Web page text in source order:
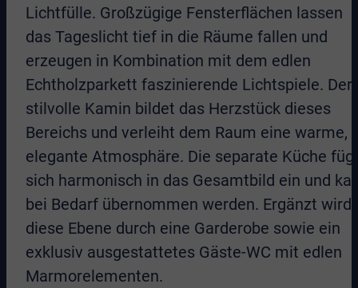
Lichtfülle. Großzügige Fensterflächen lassen
das Tageslicht tief in die Räume fallen und
erzeugen in Kombination mit dem edlen
Echtholzparkett faszinierende Lichtspiele. Der
stilvolle Kamin bildet das Herzstück dieses
Bereichs und verleiht dem Raum eine warme,
elegante Atmosphäre. Die separate Küche
sich harmonisch in das Gesamtbild ein und
bei Bedarf übernommen werden. Ergänzt wird
diese Ebene durch eine Garderobe sowie ein
exklusiv ausgestattetes Gäste-WC mit edlen
Marmorelementen.